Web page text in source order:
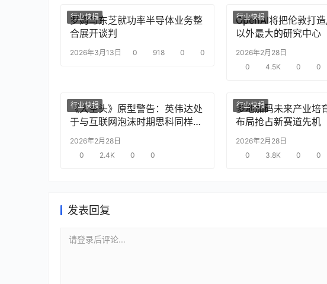
行业快报
罗姆与东芝就功率半导体业务整
合展开谈判
2026年3月13日 0 918 0 0
行业快报
OpenAI将把伦敦打
以外最大的研究中心
2026年2月28日
0
4.5K 0 0
行业快报
《大空头》原型警告：英伟达处
于与互联网泡沫时期思科同样的
“危险境地”
2026年2月28日
0
2.4K 0 0
行业快报
多地加码未来产业培
布局抢占新赛道先机
2026年2月28日
0
3.8K 0 0
发表回复
请登录后评论...